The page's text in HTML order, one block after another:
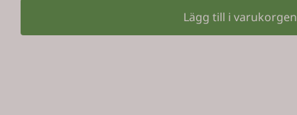
Lägg till i varukorgen